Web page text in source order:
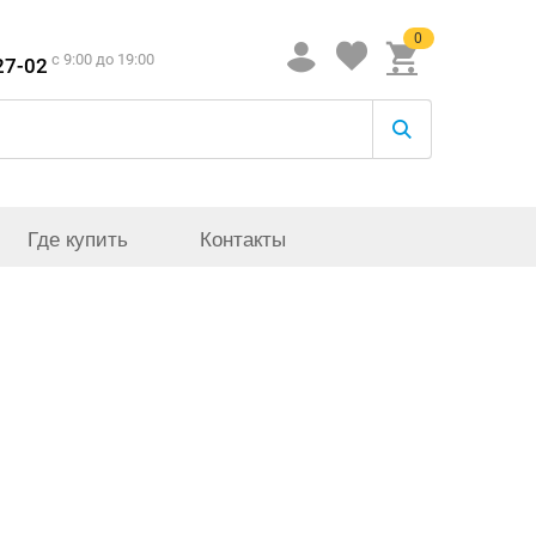
02 c 9:00 до 19:00
0
Где купить Контакты